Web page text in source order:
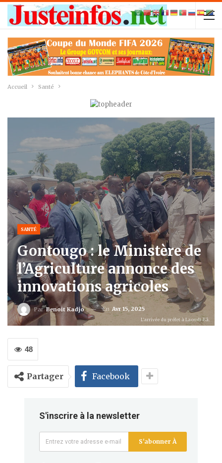
Accueil Santé
SANTÉ
Gontougo : le Ministère de
l’Agriculture annonce des
innovations agricoles
ParBenoit Kadjo En Avr 15, 2025
L'arrivée du préfet à Laoudi-Bâ.
48
Partager Facebook
S'inscrire à la newsletter
S'abonner À